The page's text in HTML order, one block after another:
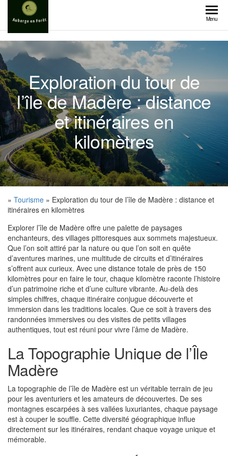
content
Menu
Exploration du tour de
l’île de Madère : distance
et itinéraires en
kilomètres
» Tourisme » Exploration du tour de l’île de Madère : distance et
itinéraires en kilomètres
Explorer l’île de Madère offre une palette de paysages
enchanteurs, des villages pittoresques aux sommets majestueux.
Que l’on soit attiré par la nature ou que l’on soit en quête
d’aventures marines, une multitude de circuits et d’itinéraires
s’offrent aux curieux. Avec une distance totale de près de 150
kilomètres pour en faire le tour, chaque kilomètre raconte l’histoire
d’un patrimoine riche et d’une culture vibrante. Au-delà des
simples chiffres, chaque itinéraire conjugue découverte et
immersion dans les traditions locales. Que ce soit à travers des
randonnées immersives ou des visites de petits villages
authentiques, tout est réuni pour vivre l’âme de Madère.
La Topographie Unique de l’Île
Madère
La topographie de l’île de Madère est un véritable terrain de jeu
pour les aventuriers et les amateurs de découvertes. De ses
montagnes escarpées à ses vallées luxuriantes, chaque paysage
est à couper le souffle. Cette diversité géographique influe
directement sur les itinéraires, rendant chaque voyage unique et
mémorable.